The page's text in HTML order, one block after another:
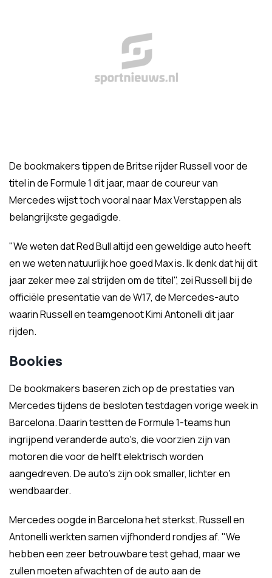
De bookmakers tippen de Britse rijder Russell voor de
titel in de Formule 1 dit jaar, maar de coureur van
Mercedes wijst toch vooral naar Max Verstappen als
belangrijkste gegadigde.
"We weten dat Red Bull altijd een geweldige auto heeft
en we weten natuurlijk hoe goed Max is. Ik denk dat hij dit
jaar zeker mee zal strijden om de titel", zei Russell bij de
officiële presentatie van de W17, de Mercedes-auto
waarin Russell en teamgenoot Kimi Antonelli dit jaar
rijden.
Bookies
De bookmakers baseren zich op de prestaties van
Mercedes tijdens de besloten testdagen vorige week in
Barcelona. Daarin testten de Formule 1-teams hun
ingrijpend veranderde auto's, die voorzien zijn van
motoren die voor de helft elektrisch worden
aangedreven. De auto's zijn ook smaller, lichter en
wendbaarder.
Mercedes oogde in Barcelona het sterkst. Russell en
Antonelli werkten samen vijfhonderd rondjes af. "We
hebben een zeer betrouwbare test gehad, maar we
zullen moeten afwachten of de auto aan de